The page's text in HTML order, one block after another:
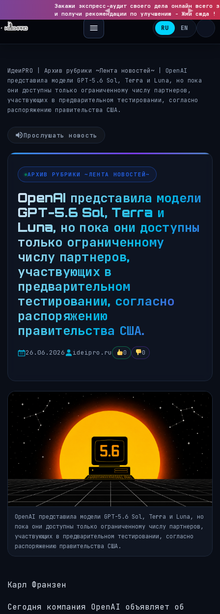
◀
Закажи экспресс-аудит своего дела онлайн всего
и получи рекомендации по улучшению - Жми сюда !
RU EN
ИдеиPRO Архив рубрики ~Лента новостей~
OpenAI
представила модели GPT-5.6 Sol, Terra и Luna, но пока
они доступны только ограниченному числу партнеров,
участвующих в предварительном тестировании, согласно
распоряжению правительства США.
Прослушать новость
АРХИВ РУБРИКИ ~ЛЕНТА НОВОСТЕЙ~
OpenAI представила модели
GPT-5.6 Sol, Terra и
Luna, но пока они доступны
только ограниченному
числу партнеров,
участвующих в
предварительном
тестировании, согласно
распоряжению
правительства США.
26.06.2026 ideipro.ru 0 0
OpenAI представила модели GPT-5.6 Sol, Terra и Luna, но
пока они доступны только ограниченному числу партнеров,
участвующих в предварительном тестировании, согласно
распоряжению правительства США.
Карл Франзен
Сегодня компания OpenAI объявляет об